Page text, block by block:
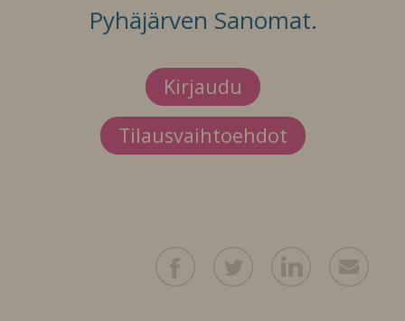
Pyhäjärven Sanomat.
Kirjaudu
Tilausvaihtoehdot